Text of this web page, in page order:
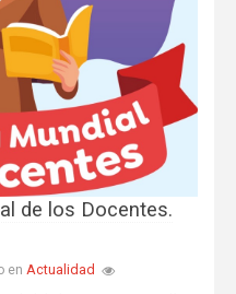
de los Docentes.
en Actualidad